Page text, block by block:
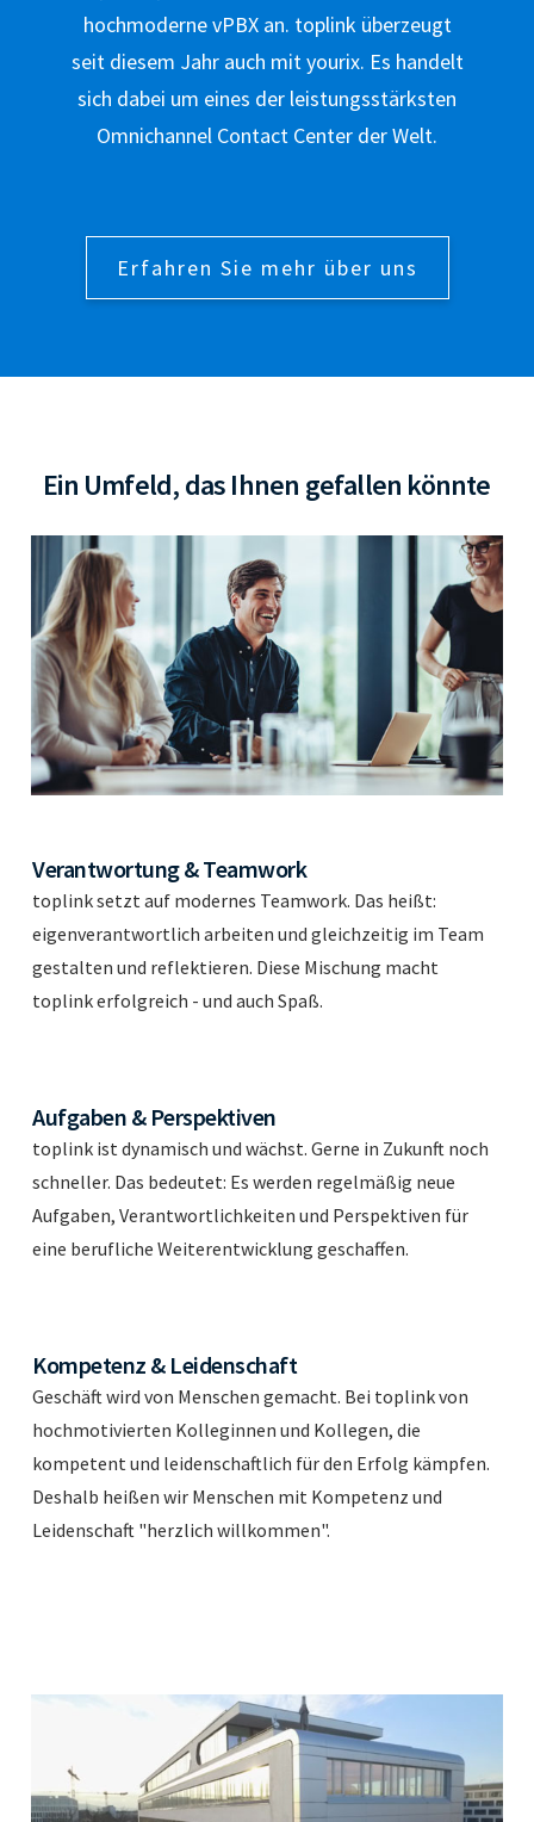
hochmoderne vPBX an. toplink überzeugt
seit diesem Jahr auch mit yourix. Es handelt
sich dabei um eines der leistungsstärksten
Omnichannel Contact Center der Welt.
Erfahren Sie mehr über uns
Ein Umfeld, das Ihnen gefallen könnte
Verantwortung & Teamwork
toplink setzt auf modernes Teamwork. Das heißt:
eigenverantwortlich arbeiten und gleichzeitig im Team
gestalten und reflektieren. Diese Mischung macht
toplink erfolgreich - und auch Spaß.
Aufgaben & Perspektiven
toplink ist dynamisch und wächst. Gerne in Zukunft noch
schneller. Das bedeutet: Es werden regelmäßig neue
Aufgaben, Verantwortlichkeiten und Perspektiven für
eine berufliche Weiterentwicklung geschaffen.
Kompetenz & Leidenschaft
Geschäft wird von Menschen gemacht. Bei toplink von
hochmotivierten Kolleginnen und Kollegen, die
kompetent und leidenschaftlich für den Erfolg kämpfen.
Deshalb heißen wir Menschen mit Kompetenz und
Leidenschaft "herzlich willkommen".